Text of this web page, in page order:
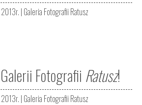
| Galeria Fotografii Ratusz
Fotografii Ratusz!
| Galeria Fotografii Ratusz